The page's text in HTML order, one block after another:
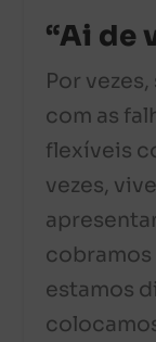
“Ai de
Por
com as
flexíveis
vezes,
cobramos
estamos